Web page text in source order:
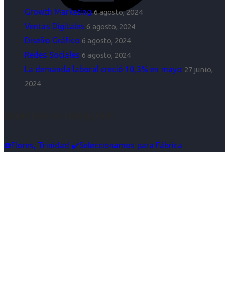
Growth Marketing 6 agosto, 2024
Ventas Digitales 6 agosto, 2024
Diseño Gráfico 6 agosto, 2024
Redes Sociales 6 agosto, 2024
La demanda laboral creció 10,3% en mayo 27 junio,
2024
☎️Flores, Trinidad ✔️Seleccionamos para Fábrica